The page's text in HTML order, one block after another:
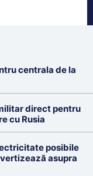
centrala de la
direct pentru
cu Rusia
posibile
asupra